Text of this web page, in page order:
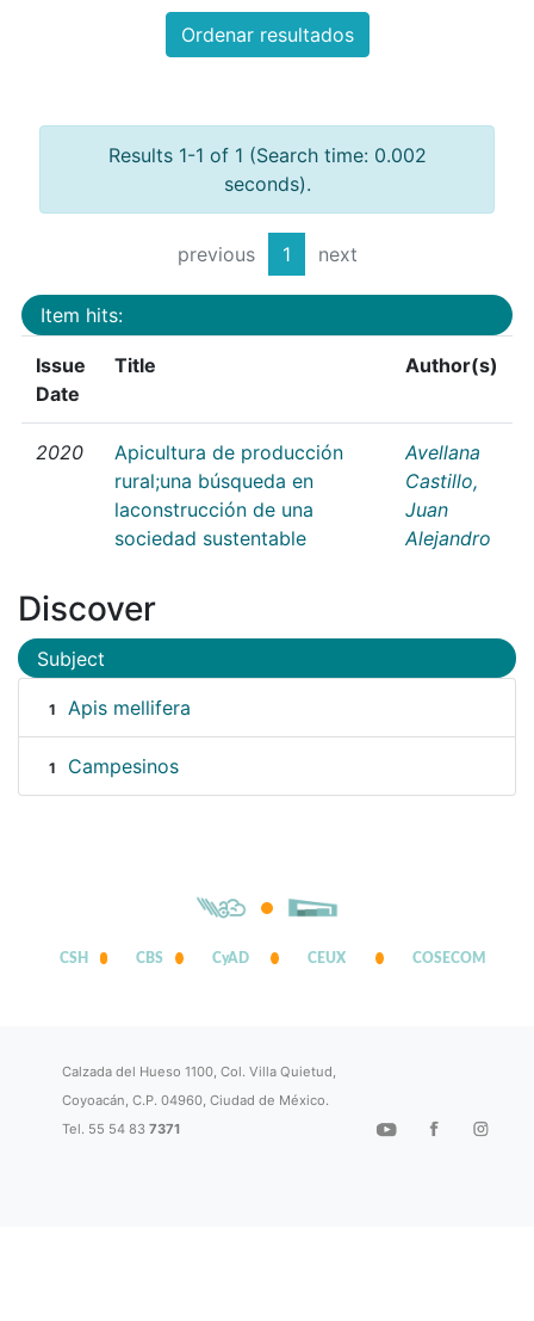
Ordenar resultados
Results 1-1 of 1 (Search time: 0.002
seconds).
previous 1 next
Item hits:
Issue
Date
Title Author(s)
2020
Apicultura de producción
rural;una búsqueda en
laconstrucción de una
sociedad sustentable
Avellana
Castillo,
Juan
Alejandro
Discover
Subject
1 Apis mellifera
1 Campesinos
CSH CBS CyAD CEUX COSECOM
Calzada del Hueso 1100, Col. Villa Quietud,
Coyoacán, C.P. 04960, Ciudad de México.
Tel. 55 54 837371